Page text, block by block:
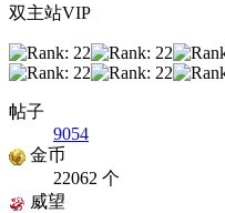
双主站VIP
帖子
9054
金币
22062 个
威望